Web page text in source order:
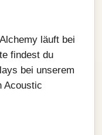
läuft bei
findest du
bei unserem
Acoustic